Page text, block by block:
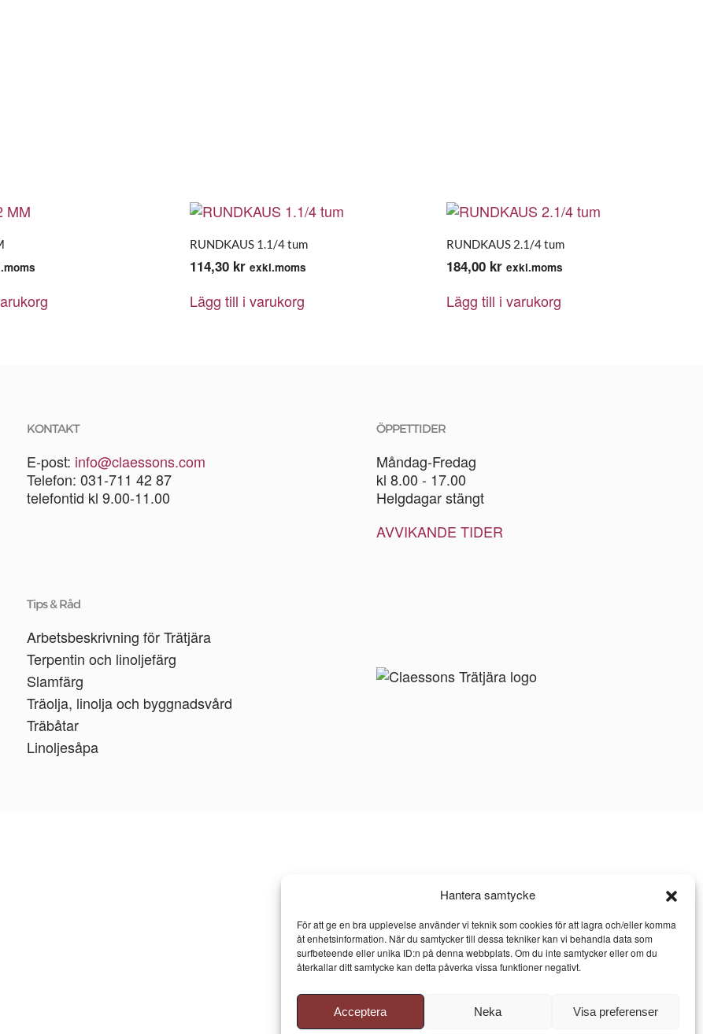
Hantera samtycke
För att ge en bra upplevelse använder vi teknik som cookies för att lagra och/eller komma
åt enhetsinformation. När du samtycker till dessa tekniker kan vi behandla data som
surfbeteende eller unika ID:n på denna webbplats. Om du inte samtycker eller om du
återkallar ditt samtycke kan detta påverka vissa funktioner negativt.
Acceptera Neka Visa preferenser
RUNDKAUS 1.1/4 tum
114,30 kr exkl.moms
Lägg till i varukorg
RUNDKAUS 2.1/4 tum
184,00 kr exkl.moms
Lägg till i varukorg
KONTAKT
E-post: info@claessons.com
Telefon: 031-711 42 87
telefontid kl 9.00-11.00
ÖPPETTIDER
Måndag-Fredag
kl 8.00 - 17.00
Helgdagar stängt
AVVIKANDE TIDER
Tips & Råd
Arbetsbeskrivning för Trätjära
Terpentin och linoljefärg
Slamfärg
Träolja, linolja och byggnadsvård
Träbåtar
Linoljesåpa